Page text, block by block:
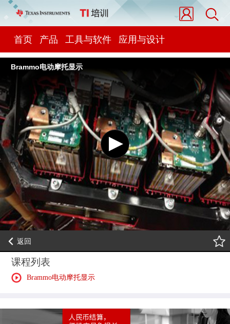
首页 产品 工具与软件 应用与设计
Brammo电动摩托显示
返回
课程列表
Brammo电动摩托显示